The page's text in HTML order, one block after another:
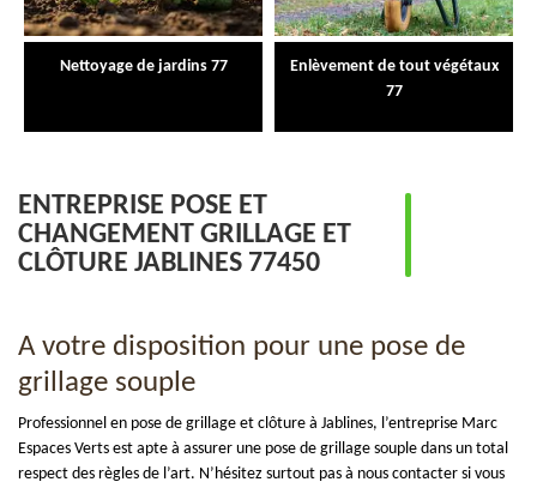
Nettoyage de jardins 77
Enlèvement de tout végétaux
77
ENTREPRISE POSE ET
CHANGEMENT GRILLAGE ET
CLÔTURE JABLINES 77450
A votre disposition pour une pose de
grillage souple
Professionnel en pose de grillage et clôture à Jablines, l’entreprise Marc
Espaces Verts est apte à assurer une pose de grillage souple dans un total
respect des règles de l’art. N’hésitez surtout pas à nous contacter si vous